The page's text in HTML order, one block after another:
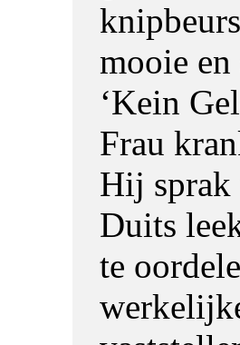
mooie
‘Kein
Frau
Hij sprak
Duits
te